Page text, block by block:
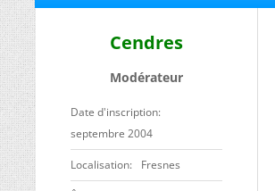
Cendres
Modérateur
Date d'inscription
septembre 2004
Localisation Fresnes